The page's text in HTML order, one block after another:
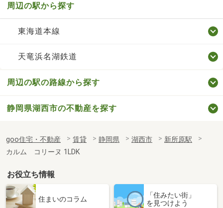
周辺の駅から探す
東海道本線
天竜浜名湖鉄道
周辺の駅の路線から探す
静岡県湖西市の不動産を探す
goo住宅・不動産 賃貸 静岡県 湖西市
新所原駅
カルム コリーヌ 1LDK
お役立ち情報
住まいのコラム
「住みたい街」
を見つけよう